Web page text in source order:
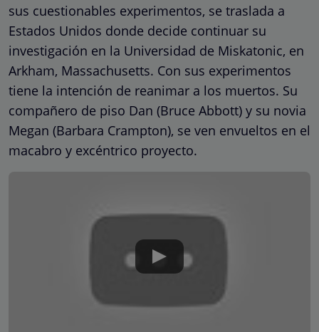
sus cuestionables experimentos, se traslada a
Estados Unidos donde decide continuar su
investigación en la Universidad de Miskatonic, en
Arkham, Massachusetts. Con sus experimentos
tiene la intención de reanimar a los muertos. Su
compañero de piso Dan (Bruce Abbott) y su novia
Megan (Barbara Crampton), se ven envueltos en el
macabro y excéntrico proyecto.